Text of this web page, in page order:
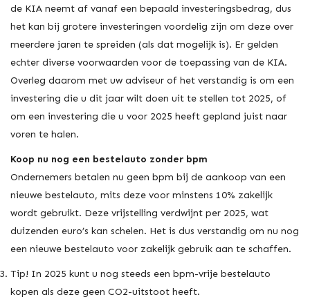
de KIA neemt af vanaf een bepaald investeringsbedrag, dus
het kan bij grotere investeringen voordelig zijn om deze over
meerdere jaren te spreiden (als dat mogelijk is). Er gelden
echter diverse voorwaarden voor de toepassing van de KIA.
Overleg daarom met uw adviseur of het verstandig is om een
investering die u dit jaar wilt doen uit te stellen tot 2025, of
om een investering die u voor 2025 heeft gepland juist naar
voren te halen.
Koop nu nog een bestelauto zonder bpm
Ondernemers betalen nu geen bpm bij de aankoop van een
nieuwe bestelauto, mits deze voor minstens 10% zakelijk
wordt gebruikt. Deze vrijstelling verdwijnt per 2025, wat
duizenden euro’s kan schelen. Het is dus verstandig om nu nog
een nieuwe bestelauto voor zakelijk gebruik aan te schaffen.
Tip! In 2025 kunt u nog steeds een bpm-vrije bestelauto
kopen als deze geen CO2-uitstoot heeft.